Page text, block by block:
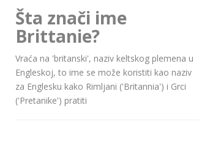
Šta znači ime
Brittanie?
Vraća na 'britanski', naziv keltskog plemena u
Engleskoj, to ime se može koristiti kao naziv
za Englesku kako Rimljani ('Britannia') i Grci
('Pretanike') pratiti